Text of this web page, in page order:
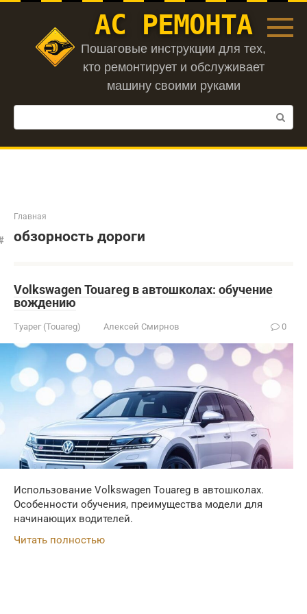
Перейти
АС РЕМОНТА
Пошаговые инструкции для тех,
кто ремонтирует и обслуживает
машину своими руками
Поиск:
Главная
обзорность дороги
Volkswagen Touareg в автошколах: обучение
вождению
Туарег (Touareg) Алексей Смирнов 0
Использование Volkswagen Touareg в автошколах.
Особенности обучения, преимущества модели для
начинающих водителей.
Читать полностью